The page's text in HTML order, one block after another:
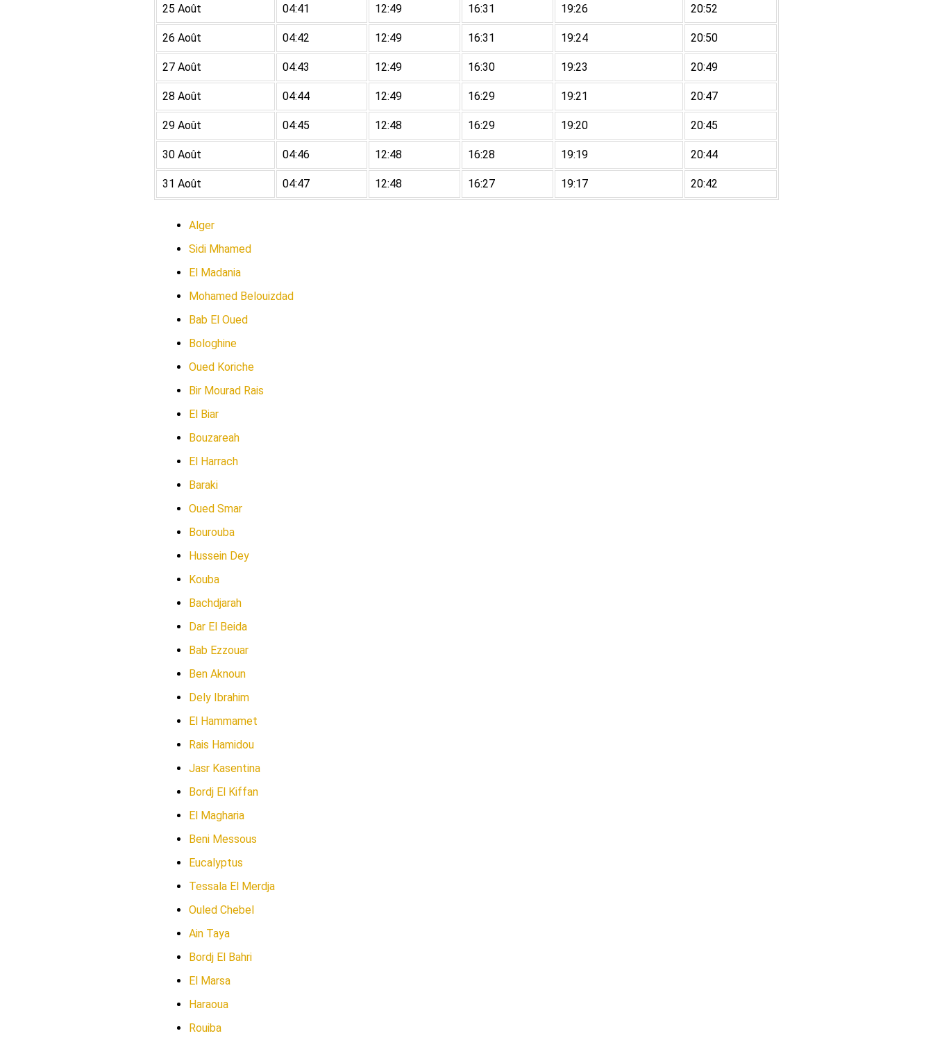
25 Août 04:41 12:49 16:31 19:26 20:52
26 Août 04:42 12:49 16:31 19:24 20:50
27 Août 04:43 12:49 16:30 19:23 20:49
28 Août 04:44 12:49 16:29 19:21 20:47
29 Août 04:45 12:48 16:29 19:20 20:45
30 Août 04:46 12:48 16:28 19:19 20:44
31 Août 04:47 12:48 16:27 19:17 20:42
Alger
Sidi Mhamed
El Madania
Mohamed Belouizdad
Bab El Oued
Bologhine
Oued Koriche
Bir Mourad Rais
El Biar
Bouzareah
El Harrach
Baraki
Oued Smar
Bourouba
Hussein Dey
Kouba
Bachdjarah
Dar El Beida
Bab Ezzouar
Ben Aknoun
Dely Ibrahim
El Hammamet
Rais Hamidou
Jasr Kasentina
Bordj El Kiffan
El Magharia
Beni Messous
Eucalyptus
Tessala El Merdja
Ouled Chebel
Ain Taya
Bordj El Bahri
El Marsa
Haraoua
Rouiba